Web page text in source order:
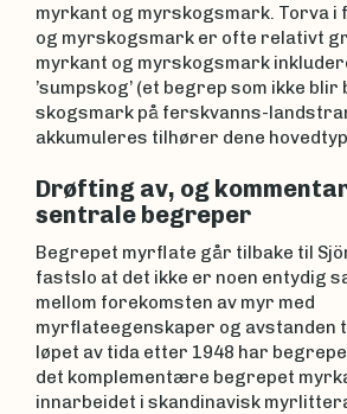
myrkant og myrskogsmark. Torva i
og myrskogsmark er ofte relativt
myrkant og myrskogsmark
’sumpskog’ (et begrep som ikke blir
skogsmark på ferskvanns-
akkumuleres tilhører dene
Drøfting av, og
sentrale begreper
Begrepet myrflate går tilbake til
fastslo at det ikke er noen entydig
mellom forekomsten av myr med
myrflateegenskaper og avstanden
løpet av tida etter 1948 har
det komplementære begrepet
innarbeidet i skandinavisk